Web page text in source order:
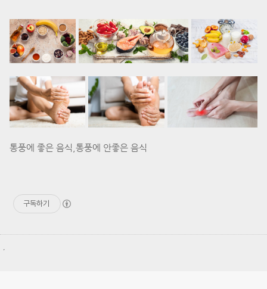
통풍에 좋은 음식,통풍에 안좋은 음식
구독하기